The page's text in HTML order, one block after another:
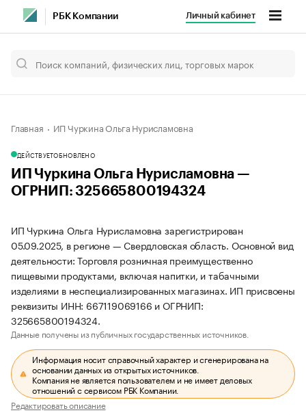
РБК Компании Личный кабинет
Главная ИП Чуркина Ольга Нурисламовна
ДЕЙСТВУЕТОБНОВЛЕНО
ИП Чуркина Ольга Нурисламовна —
ОГРНИП: 325665800194324
ИП Чуркина Ольга Нурисламовна зарегистрирован
05.09.2025, в регионе — Свердловская область. Основной вид
деятельности: Торговля розничная преимущественно
пищевыми продуктами, включая напитки, и табачными
изделиями в неспециализированных магазинах. ИП присвоены
реквизиты ИНН: 667119069166 и ОГРНИП:
325665800194324.
Данные получены из публичных государственных источников.
Информация носит справочный характер и сгенерирована на
основании данных из открытых источников.
Компания не является пользователем и не имеет деловых
отношений с сервисом РБК Компании.
Редактировать описание